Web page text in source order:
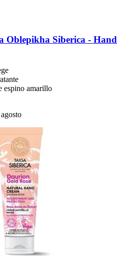
Oblepikha Siberica -​ Hand
espino amarillo